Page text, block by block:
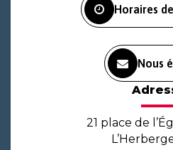
Horaires
Nous
21 place de